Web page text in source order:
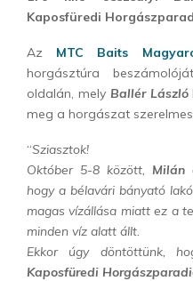
Kaposfüredi
Az MTC Baits
horgásztúra
oldalán, mely Ballér László
meg a horgászat
“Sziasztok!
Október 5-8 között, Milán
hogy a bélavári bányató
magas vízállása miatt ez a
minden víz alatt állt.
Ekkor úgy döntöttünk,
Kaposfüredi